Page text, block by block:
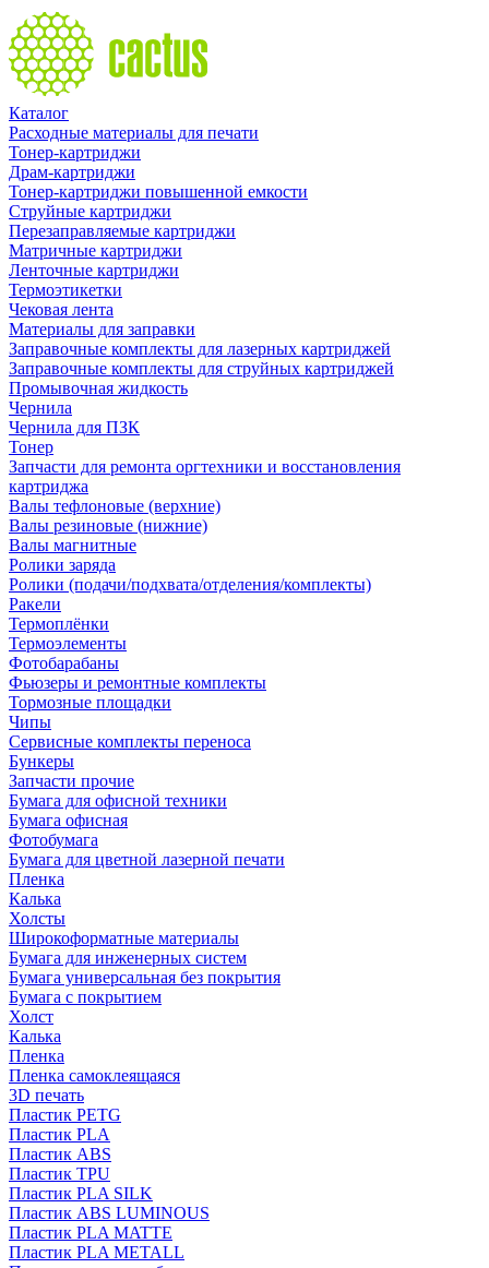
Каталог
Расходные материалы для печати
Тонер-картриджи
Драм-картриджи
Тонер-картриджи повышенной емкости
Струйные картриджи
Перезаправляемые картриджи
Матричные картриджи
Ленточные картриджи
Термоэтикетки
Чековая лента
Материалы для заправки
Заправочные комплекты для лазерных картриджей
Заправочные комплекты для струйных картриджей
Промывочная жидкость
Чернила
Чернила для ПЗК
Тонер
Запчасти для ремонта оргтехники и восстановления
картриджа
Валы тефлоновые (верхние)
Валы резиновые (нижние)
Валы магнитные
Ролики заряда
Ролики (подачи/подхвата/отделения/комплекты)
Ракели
Термоплёнки
Термоэлементы
Фотобарабаны
Фьюзеры и ремонтные комплекты
Тормозные площадки
Чипы
Сервисные комплекты переноса
Бункеры
Запчасти прочие
Бумага для офисной техники
Бумага офисная
Фотобумага
Бумага для цветной лазерной печати
Пленка
Калька
Холсты
Широкоформатные материалы
Бумага для инженерных систем
Бумага универсальная без покрытия
Бумага с покрытием
Холст
Калька
Пленка
Пленка самоклеящаяся
3D печать
Пластик PETG
Пластик PLA
Пластик ABS
Пластик TPU
Пластик PLA SILK
Пластик ABS LUMINOUS
Пластик PLA MATTE
Пластик PLA METALL